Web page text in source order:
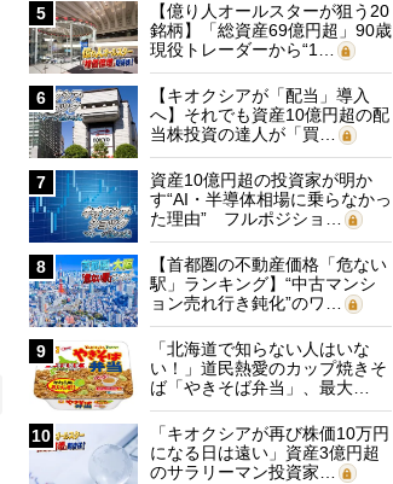
5
【億り人オールスターが狙う20
銘柄】「総資産69億円超」90歳
現役トレーダーから“1…
6
【キオクシアが「配当」導入
へ】それでも資産10億円超の配
当株投資の達人が「買…
7
資産10億円超の投資家が明か
す“AI・半導体相場に乗らなかっ
た理由” フルポジショ…
8
【首都圏の不動産価格「危ない
駅」ランキング】“中古マンシ
ョン売れ行き鈍化”のワ…
9
「北海道で知らない人はいな
い！」道民熱愛のカップ焼きそ
ば「やきそば弁当」、最大…
10
「キオクシアが再び株価10万円
になる日は遠い」資産3億円超
のサラリーマン投資家…